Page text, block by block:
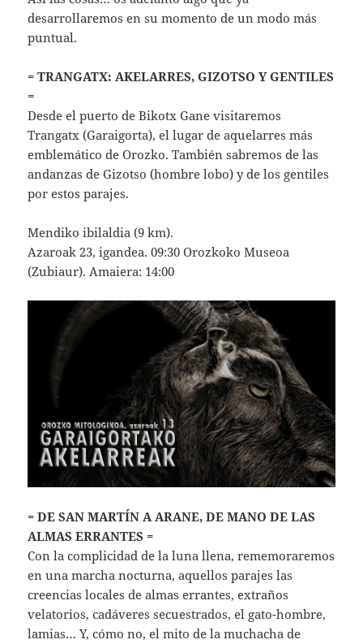
desarrollaremos en su momento de un modo más
puntual.
= TRANGATX: AKELARRES, GIZOTSO Y GENTILES
=
Desde el puerto de Bikotx Gane visitaremos
Trangatx (Garaigorta), el lugar de aquelarres más
emblemático de Orozko. También sabremos de las
andanzas de Gizotso (hombre lobo) y de los gentiles
por estos parajes.
Mendiko ibilaldia (9 km).
Azaroak 23, igandea. 09:30 Orozkoko Museoa
(Zubiaur). Amaiera: 14:00
= DE SAN MARTÍN A ARANE, DE MANO DE LAS
ALMAS ERRANTES =
Con la complicidad de la luna llena, rememoraremos
en una marcha nocturna, aquellos parajes las
creencias locales de almas errantes, extraños
velatorios, cadáveres secuestrados, el gato-hombre,
lamias… Y, cómo no, el mito de la muchacha de